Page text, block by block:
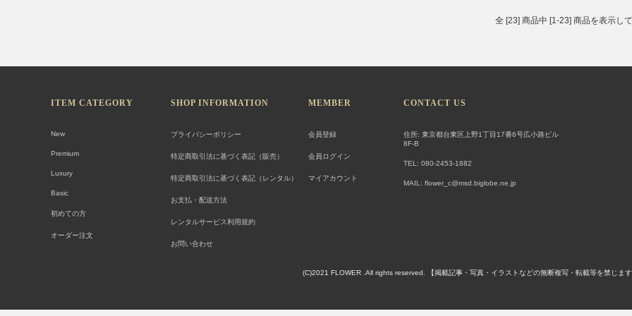
全 [23] 商品中 [1-23] 商品を表示し
ITEM CATEGORY
New
Premium
Luxury
Basic
初めての方
オーダー注文
SHOP INFORMATION
プライバシーポリシー
特定商取引法に基づく表記（販売）
特定商取引法に基づく表記（レンタル）
お支払・配送方法
レンタルサービス利用規約
お問い合わせ
MEMBER
会員登録
会員ログイン
マイアカウント
CONTACT US
住所: 東京都台東区上野1丁目17番6号広小路ビル
8F-B
TEL: 080-2453-1882
MAIL: flower_c@msd.biglobe.ne.jp
(C)2021 FLOWER .All rights reserved. 【掲載記事・写真・イラストなどの無断複写・転載等を禁じます